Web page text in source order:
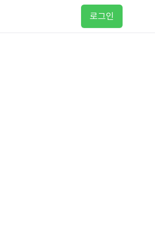
로그인